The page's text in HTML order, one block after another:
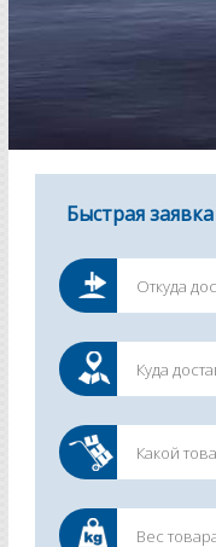
Быстрая заявка